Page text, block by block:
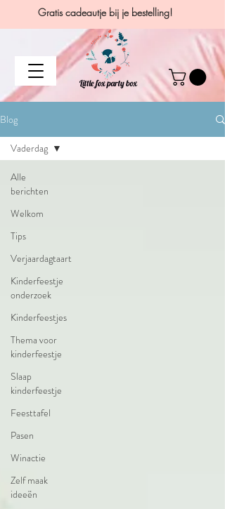
Gratis cadeautje bij je bestelling!
Blog
Alle
berichten
Welkom
Tips
Verjaardagtaart
Kinderfeestje
onderzoek
Kinderfeestjes
Thema voor
kinderfeestje
Slaap
kinderfeestje
Feesttafel
Pasen
Winactie
Zelf maak
ideeën
Vaderdag